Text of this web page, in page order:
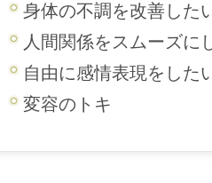
身体の不調を改善した
人間関係をスムーズに
自由に感情表現をした
変容のトキ